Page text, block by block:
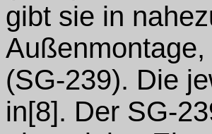
gibt sie in
(SG-239). Die
in[8]. Der SG-